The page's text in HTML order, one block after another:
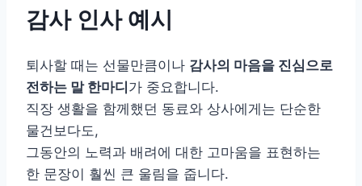
감사 인사 예시
퇴사할 때는 선물만큼이나 감사의 마음을 진심으로
전하는 말 한마디 가 중요합니다.
직장 생활을 함께했던 동료와 상사에게는 단순한
물건보다도,
그동안의 노력과 배려에 대한 고마움을 표현하는
한 문장이 훨씬 큰 울림을 줍니다.